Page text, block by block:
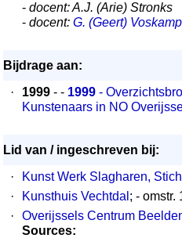
- docent: A.J. (Arie) Stronks
- docent: G. (Geert) Voskamp
Bijdrage aan:
·
1999 - - 1999 -
Kunstenaars in NO
Lid van / ingeschreven bij:
·
Kunst Werk Slagharen,
·
Kunsthuis Vechtdal ; - omstr.
·
Overijssels Centrum
Sources: